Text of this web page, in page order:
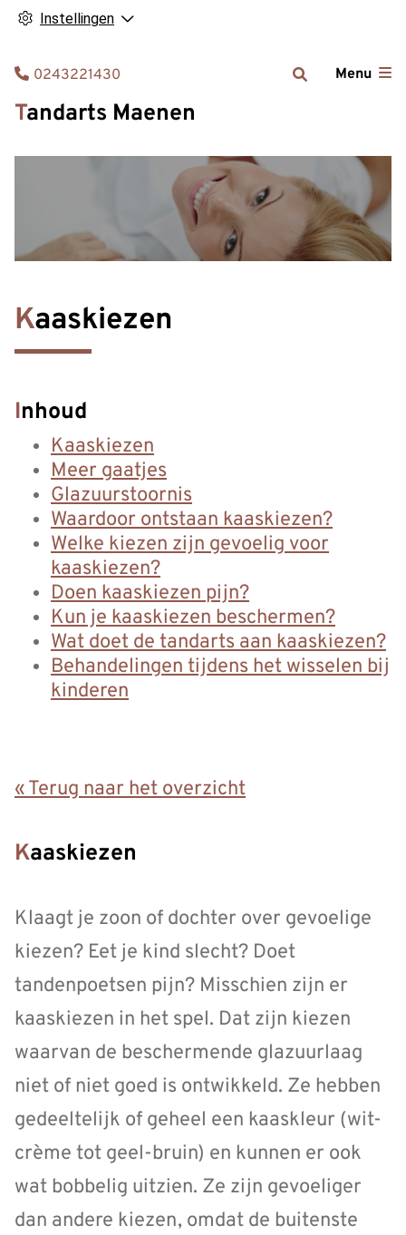
Instellingen
Tandarts Maenen
Menu
Tel:
0243221430
Kaaskiezen
Inhoud
Kaaskiezen
Meer gaatjes
Glazuurstoornis
Waardoor ontstaan kaaskiezen?
Welke kiezen zijn gevoelig voor
kaaskiezen?
Doen kaaskiezen pijn?
Kun je kaaskiezen beschermen?
Wat doet de tandarts aan kaaskiezen?
Behandelingen tijdens het wisselen bij
kinderen
« Terug naar het overzicht
Kaaskiezen
Klaagt je zoon of dochter over gevoelige
kiezen? Eet je kind slecht? Doet
tandenpoetsen pijn? Misschien zijn er
kaaskiezen in het spel. Dat zijn kiezen
waarvan de beschermende glazuurlaag
niet of niet goed is ontwikkeld. Ze hebben
gedeeltelijk of geheel een kaaskleur (wit-
crème tot geel-bruin) en kunnen er ook
wat bobbelig uitzien. Ze zijn gevoeliger
dan andere kiezen, omdat de buitenste